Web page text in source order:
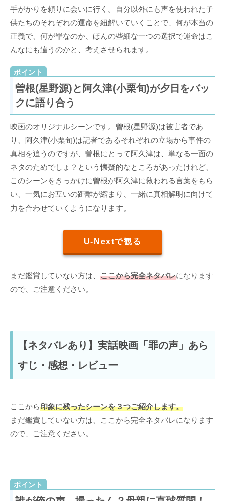
手がかりを頼りに会いに行く。自分以外にも声を使われた子
供たちのそれぞれの運命を紐解いていくことで、何が本当の
正義で、何が罪なのか、ほんの些細な一つの選択で運命はこ
んなにも違うのかと、考えさせられます。
曽根(星野源)と阿久津(小栗旬)が夕日をバッ
クに語り合う
映画のオリジナルシーンです。曽根(星野源)は被害者であ
り、阿久津(小栗旬)は記者であるそれぞれの立場から事件の
真相を追うのですが、曽根にとって阿久津は、単なる一面の
ネタのためでしょ？という懐疑的なところがあったけれど、
このシーンをきっかけに曽根が阿久津に救われる言葉をもら
い、一気にお互いの距離が縮まり、一緒に真相解明に向けて
力を合わせていくようになります。
U-Nextで観る
まだ鑑賞していない方は、 ここから完全ネタバレになります
ので、ご注意ください。
【ネタバレあり】実話映画「罪の声」あら
すじ・感想・レビュー
ここから印象に残ったシーンを３つご紹介します。
まだ鑑賞していない方は、ここから完全ネタバレになります
ので、ご注意ください。